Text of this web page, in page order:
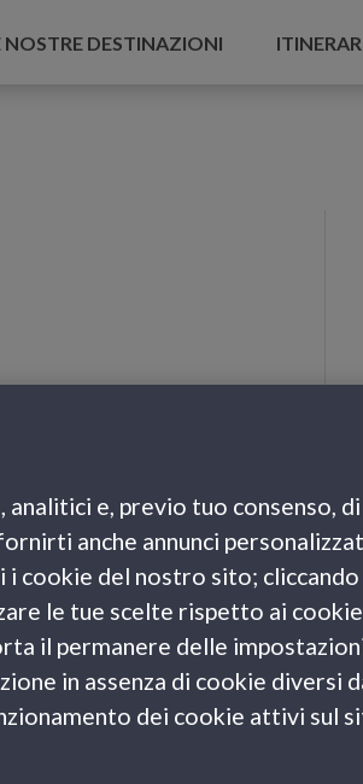
NOSTRE DESTINAZIONI
3 idee per una
al lavoro, le vacanze sono
e, previo tuo consenso,
anche annunci
cookie del nostro sito; cliccando
le tue scelte rispetto ai
il permanere delle
in assenza di cookie diversi
dei cookie attivi sul